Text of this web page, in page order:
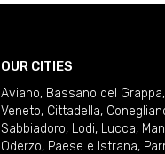
OUR CITIES
Aviano, Bassano del Grappa,
Veneto, Cittadella,
Sabbiadoro, Lodi, Lucca,
Oderzo, Paese e Istrana,